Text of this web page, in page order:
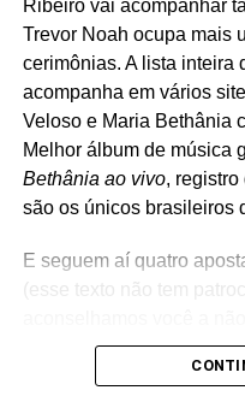
https://
—
Estacionamento Star
Ribeiro vai acompanhar
Trevor Noah ocupa mais
cerimônias. A lista inteira
acompanha em vários
Veloso e Maria Bethânia
Melhor álbum de música
Bethânia ao vivo, registro
são os únicos brasileiros
E seguem aí quatro
(esse texto não tem
nenhuma).